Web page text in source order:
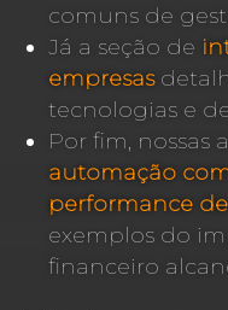
comuns de
Já a seção de
empresas
tecnologias e
Por fim, nossas
automação
performance
exemplos do
financeiro